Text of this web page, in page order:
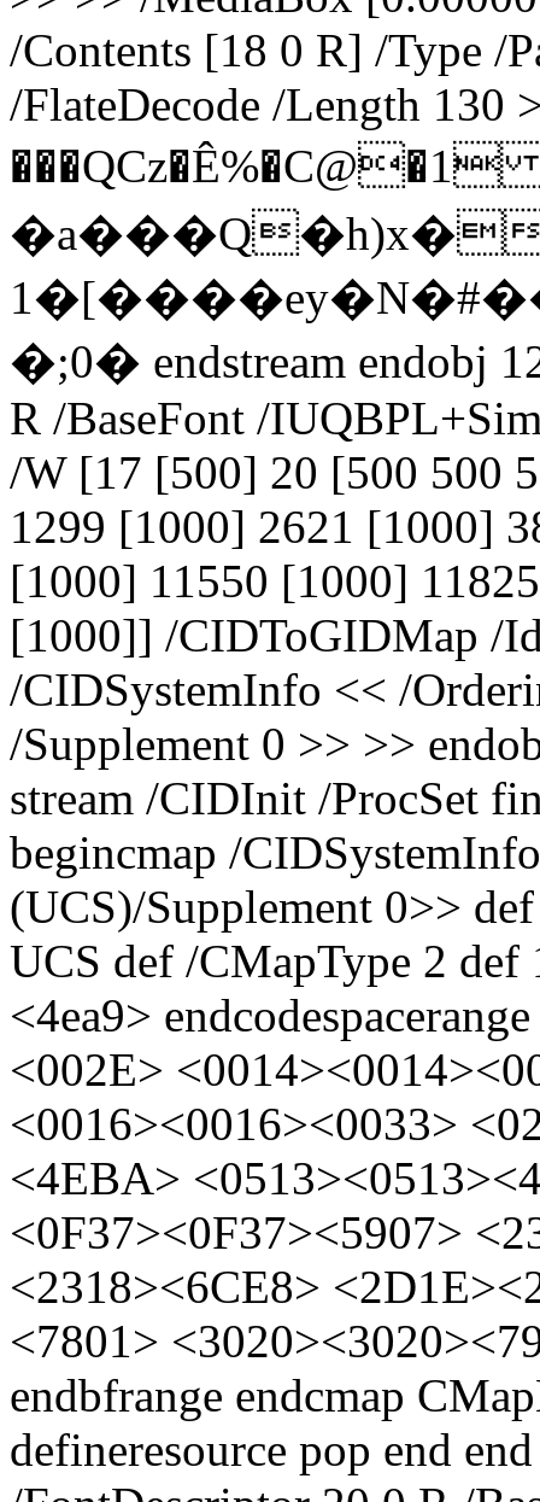
/Contents [18 0 R] /Type /
/FlateDecode /Length
�a���Q�h)x�
�;0� endstream endobj
R /BaseFont /
/W [17 [500] 20 [500 500
1299 [1000] 2621 [1000]
[1000] 11550 [1000]
[1000]] /CIDToGIDMap /
/CIDSystemInfo << /
/Supplement 0 >> >>
stream /CIDInit /ProcSet
begincmap /
(UCS)/Supplement 0>>
UCS def /CMapType 2 def
<4ea9>
<002E>
<0016><0016><0033>
<4EBA>
<0F37><0F37><5907>
<2318><6CE8>
<7801>
endbfrange endcmap
defineresource pop end